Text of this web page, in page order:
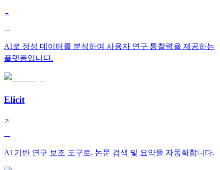
AI로 정성 데이터를 분석하여 사용자 연구 통찰력을 제공하는
플랫폼입니다.
Elicit
AI 기반 연구 보조 도구로, 논문 검색 및 요약을 자동화합니다.